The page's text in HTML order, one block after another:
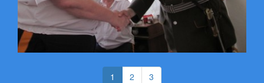
1 2 (current)
3